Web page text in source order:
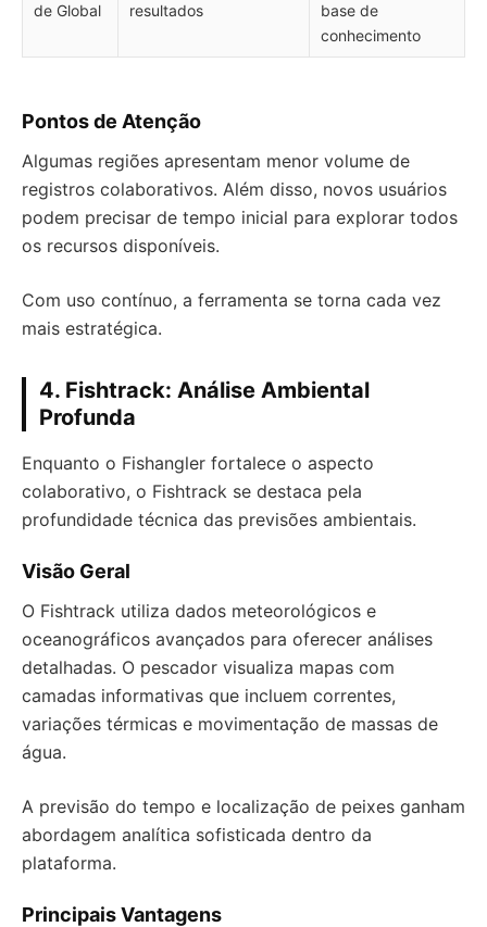
de Global
resultados
base de
conhecimento
Pontos de Atenção
Algumas regiões apresentam menor volume de
registros colaborativos. Além disso, novos usuários
podem precisar de tempo inicial para explorar todos
os recursos disponíveis.
Com uso contínuo, a ferramenta se torna cada vez
mais estratégica.
4. Fishtrack: Análise Ambiental
Profunda
Enquanto o Fishangler fortalece o aspecto
colaborativo, o Fishtrack se destaca pela
profundidade técnica das previsões ambientais.
Visão Geral
O Fishtrack utiliza dados meteorológicos e
oceanográficos avançados para oferecer análises
detalhadas. O pescador visualiza mapas com
camadas informativas que incluem correntes,
variações térmicas e movimentação de massas de
água.
A previsão do tempo e localização de peixes ganham
abordagem analítica sofisticada dentro da
plataforma.
Principais Vantagens